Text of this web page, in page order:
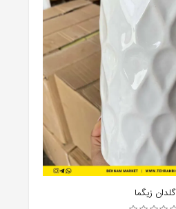
گلدان زیگما